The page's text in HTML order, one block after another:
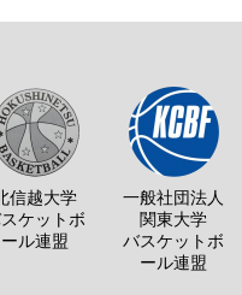
信越大学
ケットボ
ール連盟
一般社団法人
関東大学
バスケットボ
ール連盟